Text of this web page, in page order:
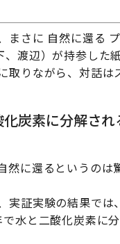
まさに 自然に還る
渡辺）が持参した
りながら、対話は
炭素に分解され
然に還るというのは
実証実験の結果で
水と二酸化炭素に